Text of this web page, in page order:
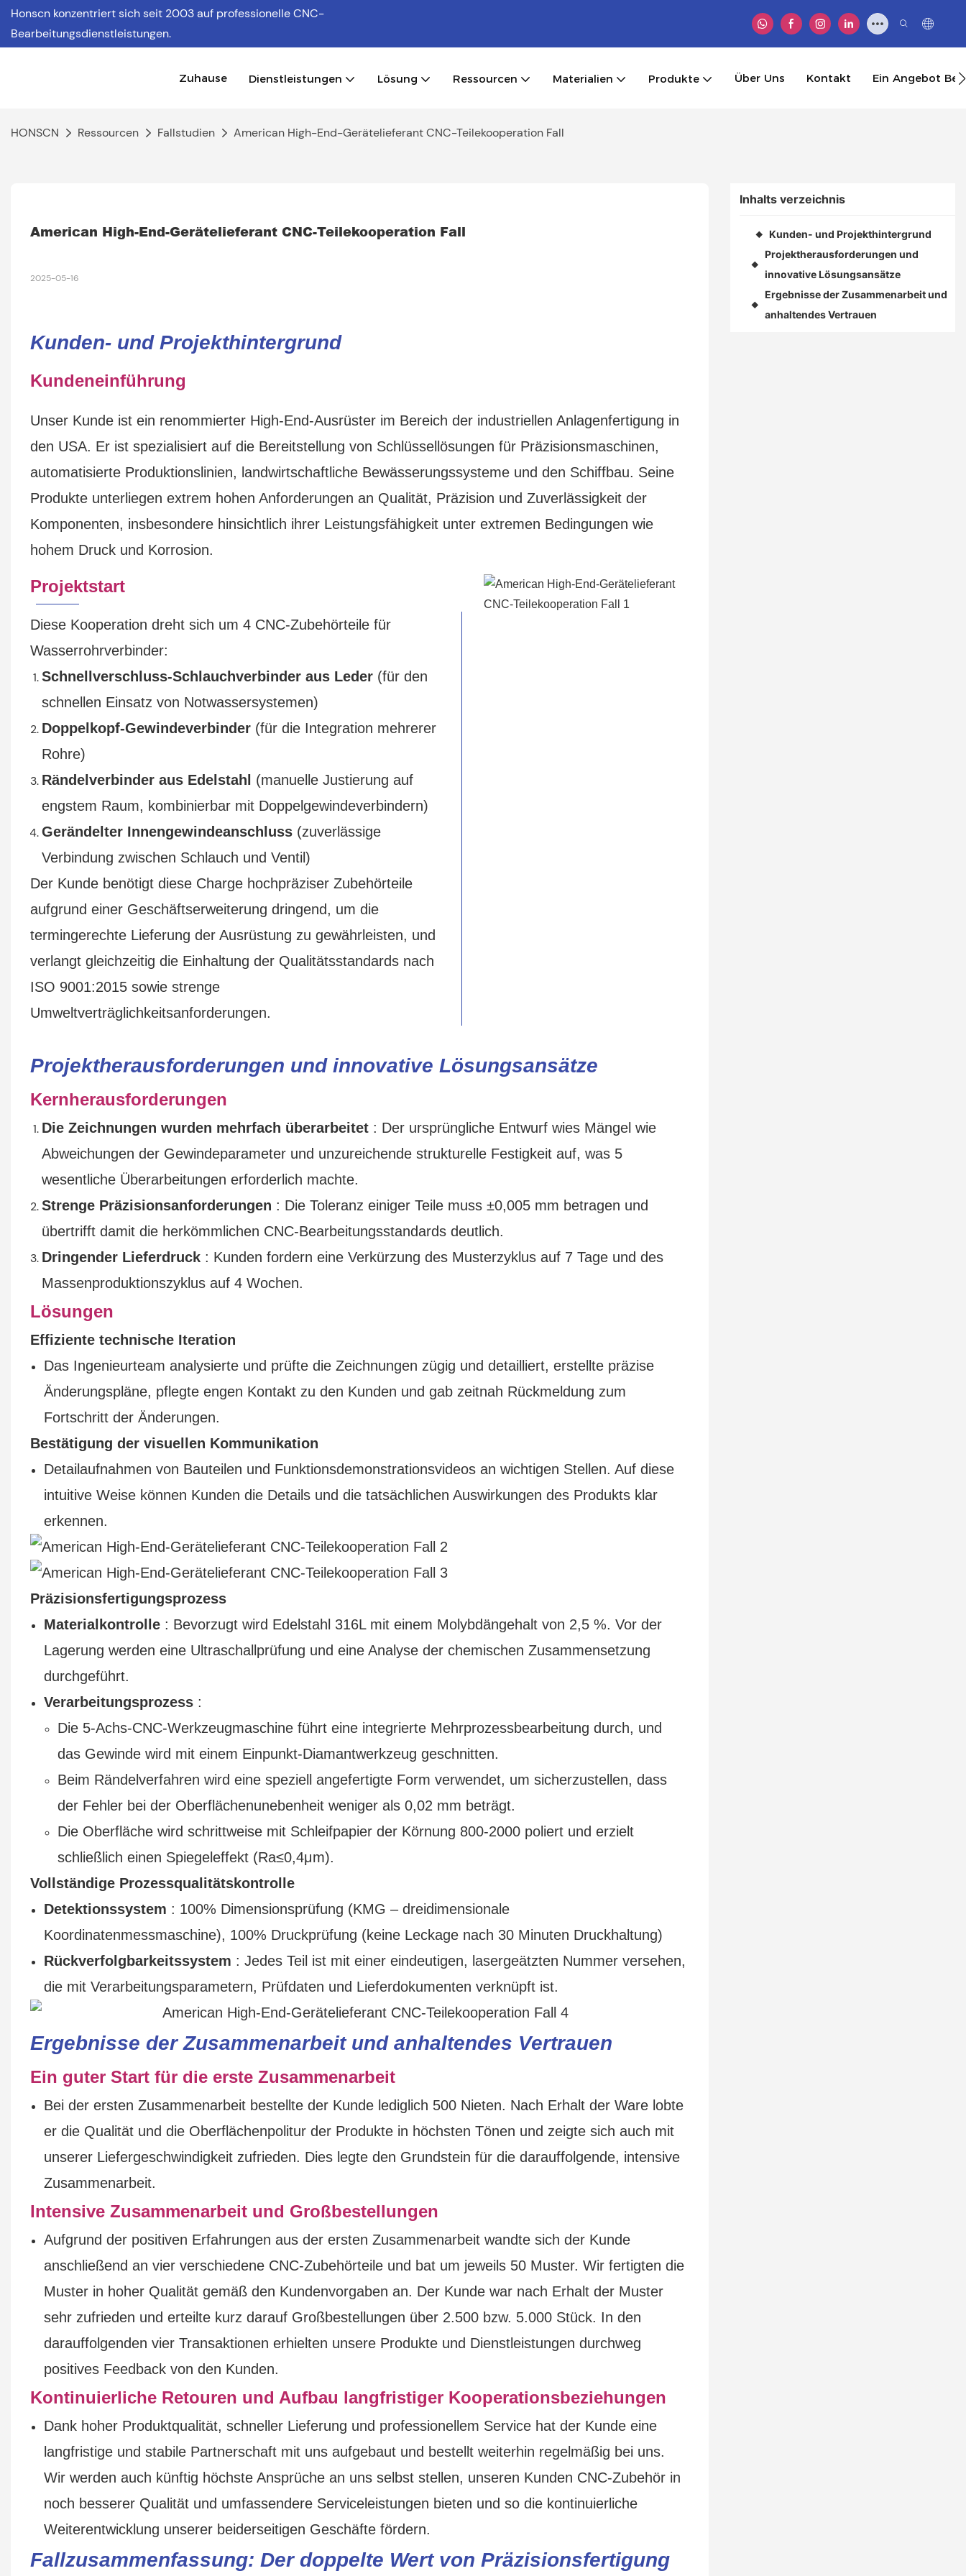
Honscn konzentriert sichseit 2003 auf professionelle CNC-
Bearbeitungsdienstleistungen.
Zuhause Dienstleistungen Lösung Ressourcen Materialien Produkte Über Uns Kontakt Ein Angebot
HONSCN Ressourcen Fallstudien American High-End-Gerätelieferant CNC-Teilekooperation Fall
American High-End-Gerätelieferant CNC-Teilekooperation Fall
2025-05-16
Kunden- und Projekthintergrund
Kundeneinführung
Unser Kunde ist ein renommierter High-End-Ausrüster im Bereich der industriellen Anlagenfertigung in
den USA. Er ist spezialisiert auf die Bereitstellung von Schlüssellösungen für Präzisionsmaschinen,
automatisierte Produktionslinien, landwirtschaftliche Bewässerungssysteme und den Schiffbau. Seine
Produkte unterliegen extrem hohen Anforderungen an Qualität, Präzision und Zuverlässigkeit der
Komponenten, insbesondere hinsichtlich ihrer Leistungsfähigkeit unter extremen Bedingungen wie
hohem Druck und Korrosion.
Projektstart
Diese Kooperation dreht sich um 4 CNC-Zubehörteile für
Wasserrohrverbinder:
Schnellverschluss-Schlauchverbinder aus Leder(für den
schnellen Einsatz von Notwassersystemen)
Doppelkopf-Gewindeverbinder(für die Integration mehrerer
Rohre)
Rändelverbinder aus Edelstahl (manuelle Justierung auf
engstem Raum, kombinierbar mit Doppelgewindeverbindern)
Gerändelter Innengewindeanschluss(zuverlässige
Verbindung zwischen Schlauch und Ventil)
Der Kunde benötigt diese Charge hochpräziser Zubehörteile
aufgrund einer Geschäftserweiterung dringend, um die
termingerechte Lieferung der Ausrüstung zu gewährleisten, und
verlangt gleichzeitig die Einhaltung der Qualitätsstandards nach
ISO 9001:2015 sowie strenge
Umweltverträglichkeitsanforderungen.
Projektherausforderungen und innovative Lösungsansätze
Kernherausforderungen
Die Zeichnungen wurden mehrfach überarbeitet: Der ursprüngliche Entwurf wies Mängel wie
Abweichungen der Gewindeparameter und unzureichende strukturelle Festigkeit auf, was 5
wesentliche Überarbeitungen erforderlich machte.
Strenge Präzisionsanforderungen : Die Toleranz einiger Teile muss ±0,005 mm betragen und
übertrifft damit die herkömmlichen CNC-Bearbeitungsstandards deutlich.
Dringender Lieferdruck: Kunden fordern eine Verkürzung des Musterzyklus auf 7 Tage und des
Massenproduktionszyklus auf 4 Wochen.
Lösungen
Effiziente technische Iteration
Das Ingenieurteam analysierte und prüfte die Zeichnungen zügig und detailliert, erstellte präzise
Änderungspläne, pflegte engen Kontakt zu den Kunden und gab zeitnah Rückmeldung zum
Fortschritt der Änderungen.
Bestätigung der visuellen Kommunikation
Detailaufnahmen von Bauteilen und Funktionsdemonstrationsvideos an wichtigen Stellen. Auf diese
intuitive Weise können Kunden die Details und die tatsächlichen Auswirkungen des Produkts klar
erkennen.
Präzisionsfertigungsprozess
Materialkontrolle : Bevorzugt wird Edelstahl 316L mit einem Molybdängehalt von 2,5 %. Vor der
Lagerung werden eine Ultraschallprüfung und eine Analyse der chemischen Zusammensetzung
durchgeführt.
Verarbeitungsprozess :
Die 5-Achs-CNC-Werkzeugmaschine führt eine integrierte Mehrprozessbearbeitung durch, und
das Gewinde wird mit einem Einpunkt-Diamantwerkzeug geschnitten.
Beim Rändelverfahren wird eine speziell angefertigte Form verwendet, um sicherzustellen, dass
der Fehler bei der Oberflächenunebenheit weniger als 0,02 mm beträgt.
Die Oberfläche wird schrittweise mit Schleifpapier der Körnung 800-2000 poliert und erzielt
schließlich einen Spiegeleffekt (Ra≤0,4μm).
Vollständige Prozessqualitätskontrolle
Detektionssystem : 100% Dimensionsprüfung (KMG – dreidimensionale
Koordinatenmessmaschine), 100% Druckprüfung (keine Leckage nach 30 Minuten Druckhaltung)
Rückverfolgbarkeitssystem : Jedes Teil ist mit einer eindeutigen, lasergeätzten Nummer versehen,
die mit Verarbeitungsparametern, Prüfdaten und Lieferdokumenten verknüpft ist.
Ergebnisse der Zusammenarbeit und anhaltendes Vertrauen
Ein guter Start für die erste Zusammenarbeit
Bei der ersten Zusammenarbeit bestellte der Kunde lediglich 500 Nieten. Nach Erhalt der Ware lobte
er die Qualität und die Oberflächenpolitur der Produkte in höchsten Tönen und zeigte sich auch mit
unserer Liefergeschwindigkeit zufrieden. Dies legte den Grundstein für die darauffolgende, intensive
Zusammenarbeit.
Intensive Zusammenarbeit und Großbestellungen
Aufgrund der positiven Erfahrungen aus der ersten Zusammenarbeit wandte sich der Kunde
anschließend an vier verschiedene CNC-Zubehörteile und bat um jeweils 50 Muster. Wir fertigten die
Muster in hoher Qualität gemäß den Kundenvorgaben an. Der Kunde war nach Erhalt der Muster
sehr zufrieden und erteilte kurz darauf Großbestellungen über 2.500 bzw. 5.000 Stück. In den
darauffolgenden vier Transaktionen erhielten unsere Produkte und Dienstleistungen durchweg
positives Feedback von den Kunden.
Kontinuierliche Retouren und Aufbau langfristiger Kooperationsbeziehungen
Dank hoher Produktqualität, schneller Lieferung und professionellem Service hat der Kunde eine
langfristige und stabile Partnerschaft mit uns aufgebaut und bestellt weiterhin regelmäßig bei uns.
Wir werden auch künftig höchste Ansprüche an uns selbst stellen, unseren Kunden CNC-Zubehör in
noch besserer Qualität und umfassendere Serviceleistungen bieten und so die kontinuierliche
Weiterentwicklung unserer beiderseitigen Geschäfte fördern.
Fallzusammenfassung: Der doppelte Wert von Präzisionsfertigung
Inhalts verzeichnis
◆ Kunden- und Projekthintergrund
◆
Projektherausforderungen und
innovative Lösungsansätze
◆
Ergebnisse der Zusammenarbeit und
anhaltendes Vertrauen